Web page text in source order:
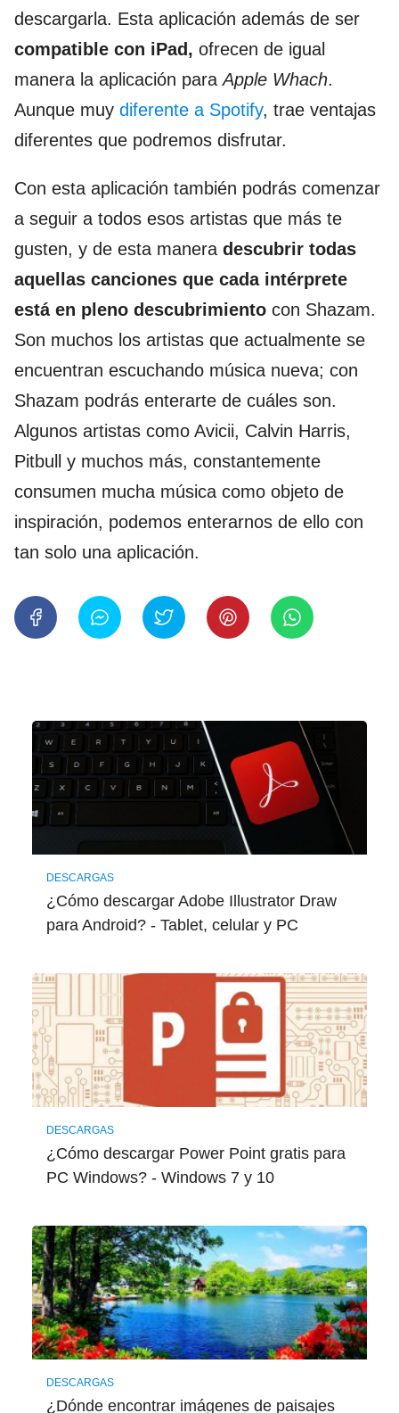
descargarla. Esta aplicación además de ser
compatible con iPad, ofrecen de igual
manera la aplicación paraApple Whach.
Aunque muy diferente a Spotify, trae ventajas
diferentes que podremos disfrutar.
Con esta aplicación también podrás comenzar
a seguir a todos esos artistas que más te
gusten, y de esta manera descubrir todas
aquellas canciones que cada intérprete
está en pleno descubrimiento con Shazam.
Son muchos los artistas que actualmente se
encuentran escuchando música nueva; con
Shazam podrás enterarte de cuáles son.
Algunos artistas como Avicii, Calvin Harris,
Pitbull y muchos más, constantemente
consumen mucha música como objeto de
inspiración, podemos enterarnos de ello con
tan solo una aplicación.
DESCARGAS
¿Cómo descargar Adobe Illustrator Draw
para Android? - Tablet, celular y PC
DESCARGAS
¿Cómo descargar Power Point gratis para
PC Windows? - Windows 7 y 10
DESCARGAS
¿Dónde encontrar imágenes de paisajes